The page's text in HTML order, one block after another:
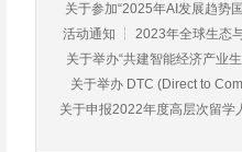
关于参加“2025年AI发展趋势
活动通知 ┆ 2023年全球生态
关于举办“共建智能经济产业
关于举办 DTC (Direct to
关于申报2022年度高层次留学